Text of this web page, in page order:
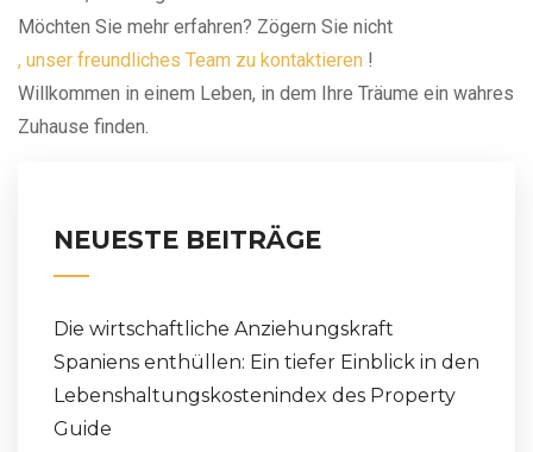
Möchten Sie mehr erfahren? Zögern Sie nicht
, unser freundliches Team zu kontaktieren !
Willkommen in einem Leben, in dem Ihre Träume ein wahres
Zuhause finden.
NEUESTE BEITRÄGE
Die wirtschaftliche Anziehungskraft
Spaniens enthüllen: Ein tiefer Einblick in den
Lebenshaltungskostenindex des Property
Guide